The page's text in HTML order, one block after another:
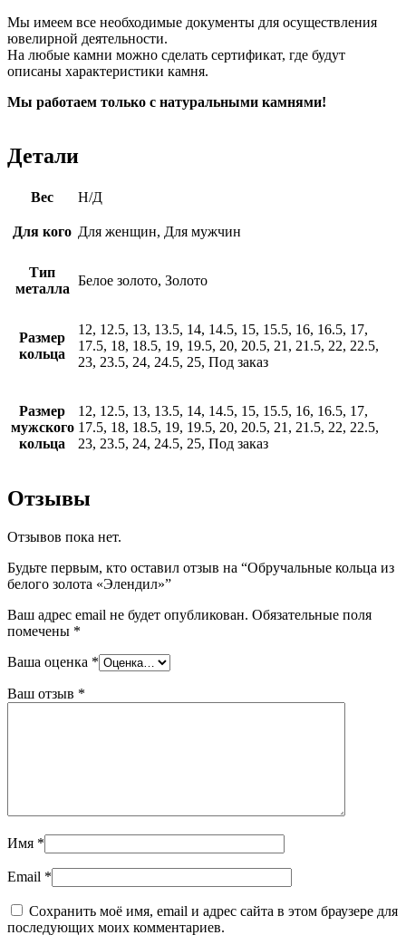
Мы имеем все необходимые документы для осуществления
ювелирной деятельности.
На любые камни можно сделать сертификат, где будут
описаны характеристики камня.
Мы работаем только с натуральными камнями!
Детали
Вес Н/Д
Для кого Для женщин, Для мужчин
Тип
металла
Белое золото, Золото
Размер
кольца
12, 12.5, 13, 13.5, 14, 14.5, 15, 15.5, 16, 16.5, 17,
17.5, 18, 18.5, 19, 19.5, 20, 20.5, 21, 21.5, 22, 22.5,
23, 23.5, 24, 24.5, 25, Под заказ
Размер
мужского
кольца
12, 12.5, 13, 13.5, 14, 14.5, 15, 15.5, 16, 16.5, 17,
17.5, 18, 18.5, 19, 19.5, 20, 20.5, 21, 21.5, 22, 22.5,
23, 23.5, 24, 24.5, 25, Под заказ
Отзывы
Отзывов пока нет.
Будьте первым, кто оставил отзыв на “Обручальные кольца из
белого золота «Элендил»”
Ваш адрес email не будет опубликован. Обязательные поля
помечены *
Ваша оценка *
Ваш отзыв *
Имя *
Email *
Сохранить моё имя, email и адрес сайта в этом браузере для
последующих моих комментариев.